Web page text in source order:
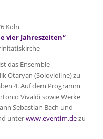
Köln
vier Jahreszeiten“
das Ensemble
Otaryan (Solovioline) zu
4. Auf dem Programm
Vivaldi sowie Werke
Sebastian Bach und
unterwww.eventim.dezu